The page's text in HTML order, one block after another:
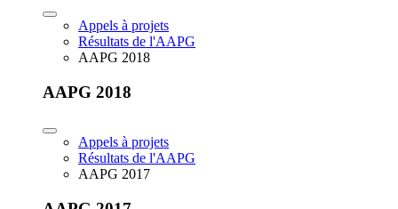
Appels à projets
Résultats de l'AAPG
AAPG 2018
AAPG 2018
Appels à projets
Résultats de l'AAPG
AAPG 2017